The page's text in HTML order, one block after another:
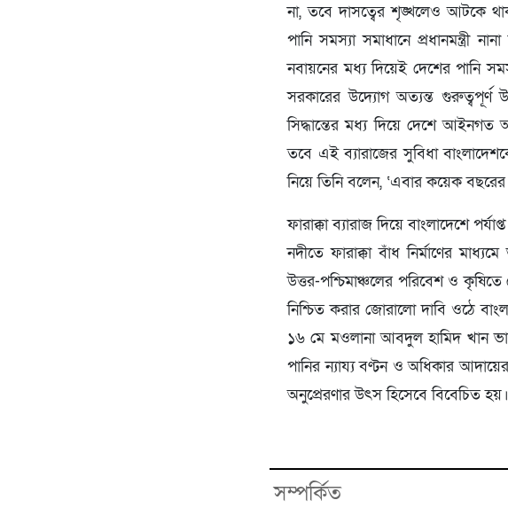
না, তবে দাসত্বের শৃঙ্খলেও আটকে
পানি সমস্যা সমাধানে প্রধানমন্ত্রী
নবায়নের মধ্য দিয়েই দেশের পানি
সরকারের উদ্যোগ অত্যন্ত গুরুত্বপূর্ণ
সিদ্ধান্তের মধ্য দিয়ে দেশে আইনগত
তবে এই ব্যারাজের সুবিধা
নিয়ে তিনি বলেন, ‘এবার কয়েক
ফারাক্কা ব্যারাজ দিয়ে বাংলাদেশে
নদীতে ফারাক্কা বাঁধ নির্মাণের
উত্তর-পশ্চিমাঞ্চলের পরিবেশ ও
নিশ্চিত করার জোরালো দাবি ওঠে
১৬ মে মওলানা আবদুল হামিদ খান
পানির ন্যায্য বণ্টন ও অধিকার
অনুপ্রেরণার উৎস হিসেবে বিবেচিত হয়।
সম্পর্কিত